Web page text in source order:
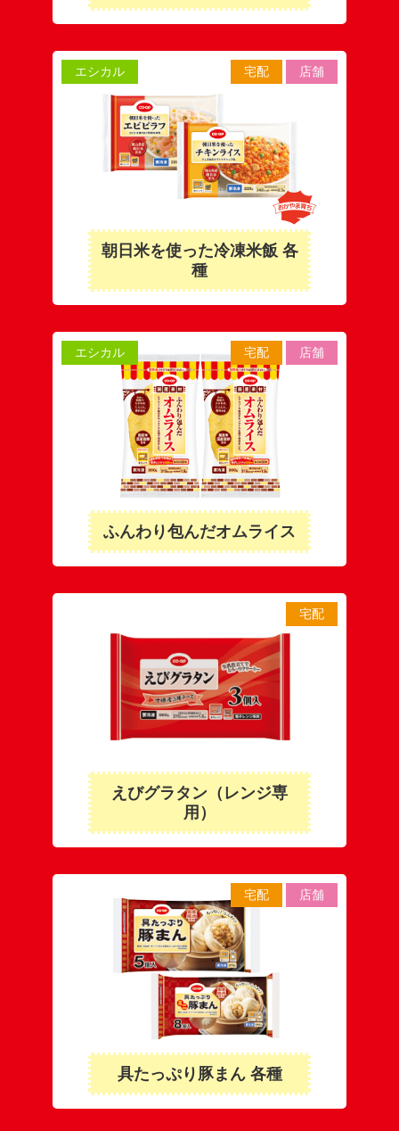
エシカル 宅配 店舗
朝日米を使った冷凍米飯 各
種
エシカル 宅配 店舗
ふんわり包んだオムライス
宅配
えびグラタン（レンジ専
用）
宅配 店舗
具たっぷり豚まん 各種